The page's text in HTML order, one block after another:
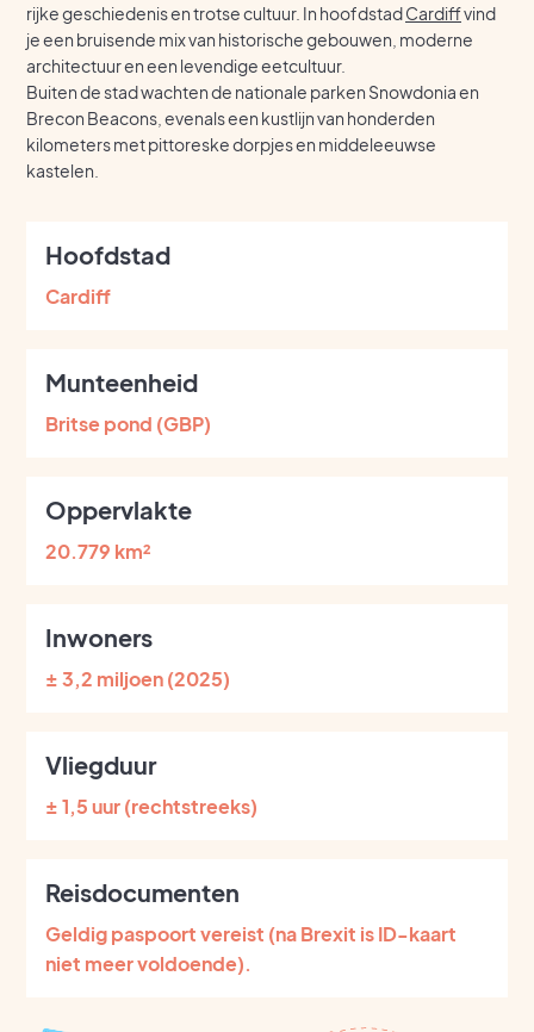
rijke geschiedenis en trotse cultuur. In hoofdstadCardiffvind
je een bruisende mix van historische gebouwen, moderne
architectuur en een levendige eetcultuur.
Buiten de stad wachten de nationale parken Snowdonia en
Brecon Beacons, evenals een kustlijn van honderden
kilometers met pittoreske dorpjes en middeleeuwse
kastelen.
Hoofdstad
Cardiff
Munteenheid
Britse pond (GBP)
Oppervlakte
20.779 km²
Inwoners
± 3,2 miljoen (2025)
Vliegduur
± 1,5 uur (rechtstreeks)
Reisdocumenten
Geldig paspoort vereist (na Brexit is ID-kaart
niet meer voldoende).